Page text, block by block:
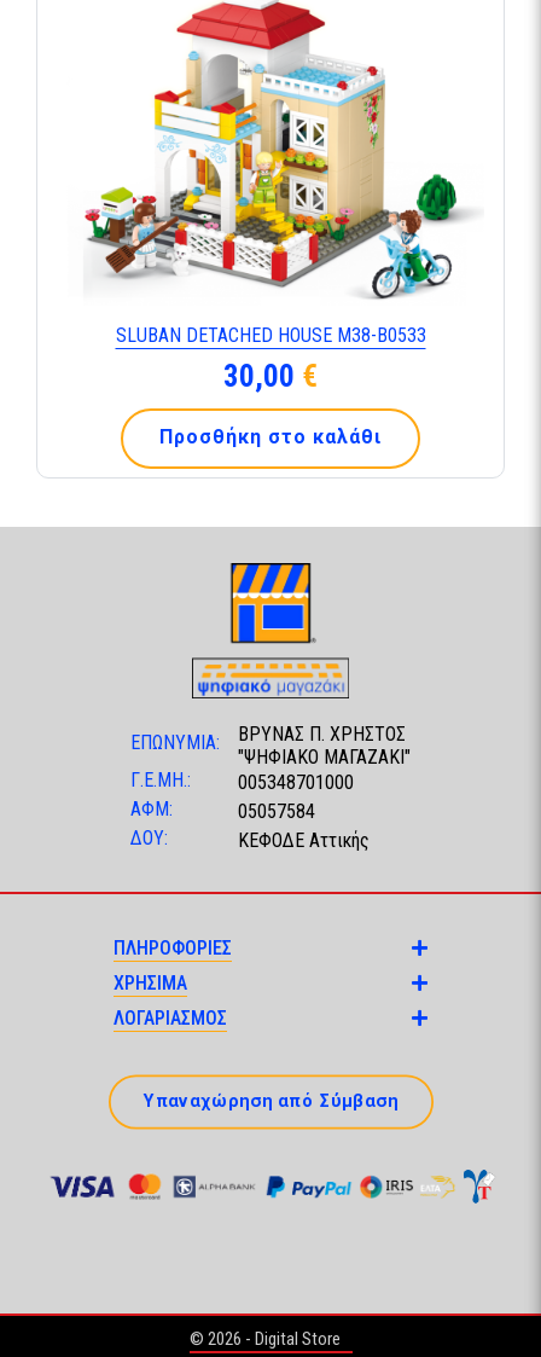
SLUBAN DETACHED HOUSE M38-B0533
30,00 €
Προσθήκη στο καλάθι
ΕΠΩΝΥΜΙΑ:
ΒΡΥΝΑΣ Π. ΧΡΗΣΤΟΣ
"ΨΗΦΙΑΚΟ ΜΑΓΑΖΑΚΙ"
Γ.Ε.ΜΗ.:
005348701000
ΑΦΜ:
05057584
ΔΟΥ:
ΚΕΦΟΔΕ Αττικής
ΠΛΗΡΟΦΟΡΙΕΣ
ΧΡΗΣΙΜΑ
ΛΟΓΑΡΙΑΣΜΟΣ
Υπαναχώρηση από Σύμβαση
© 2026 - Digital Store